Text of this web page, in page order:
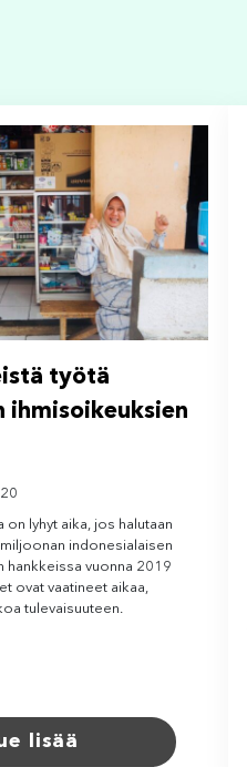
työtä
ihmisoikeuksien
on lyhyt aika, jos halutaan
indonesialaisen
hankkeissa vuonna 2019
ovat vaatineet aikaa,
tulevaisuuteen.
lisää